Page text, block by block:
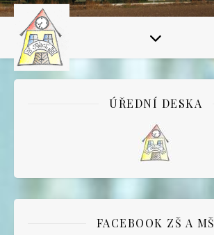
ÚŘEDNÍ DESKA
FACEBOOK ZŠ A MŠ